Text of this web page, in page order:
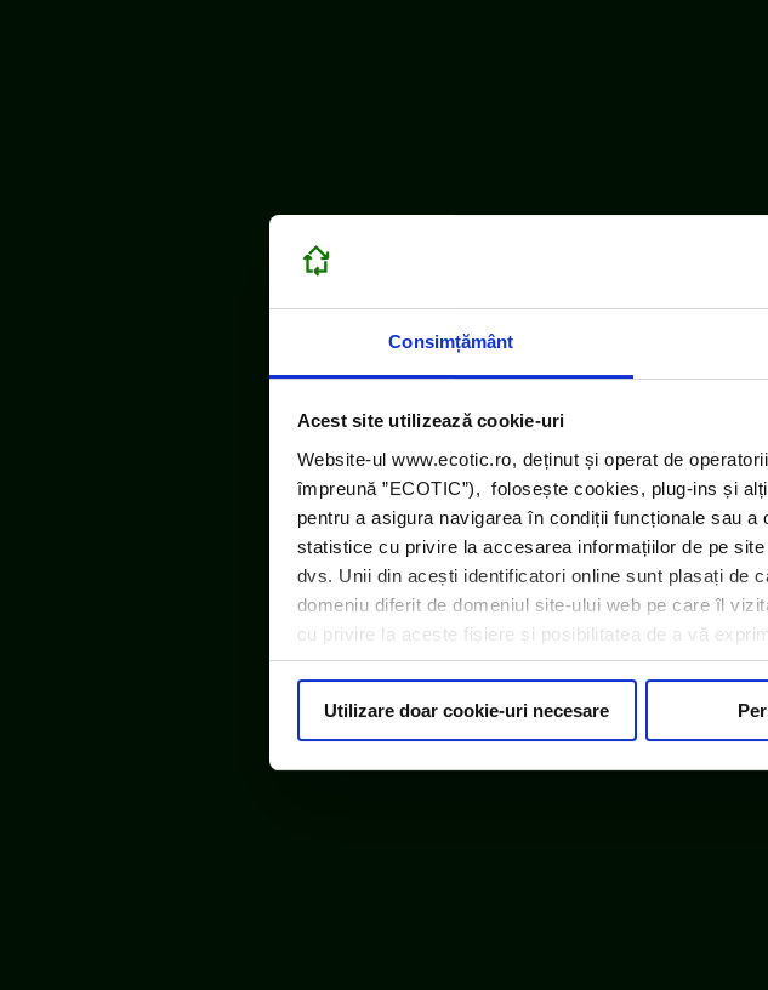
Consimțământ
Acest site utilizează cookie-uri
Website-ul www.ecotic.ro, deținut și operat de
împreună ”ECOTIC”), folosește cookies, plug-ins și
pentru a asigura navigarea în condiții funcționale sau
statistice cu privire la accesarea informațiilor de pe
dvs. Unii din acești identificatori online sunt plasați de
domeniu diferit de domeniul site-ului web pe care îl
cu privire la aceste fișiere și posibilitatea de a vă
Utilizare doar cookie-uri necesare
ECOTIC este membru WEEE Forum,